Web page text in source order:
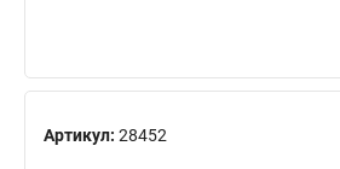
Артикул: 28452